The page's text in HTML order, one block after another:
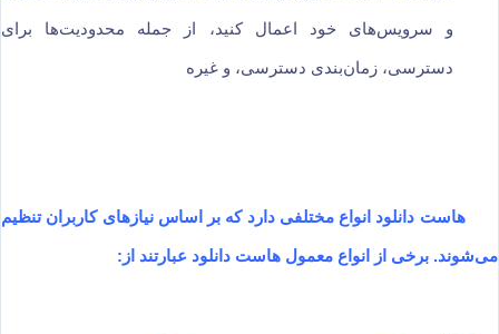
و سرویس‌های خود اعمال کنید، از جمله محدودیت‌ها برای
دسترسی، زمان‌بندی دسترسی، و غیره
هاست دانلود انواع مختلفی دارد که بر اساس نیازهای کاربران تنظیم
می‌شوند. برخی از انواع معمول هاست دانلود عبارتند از: